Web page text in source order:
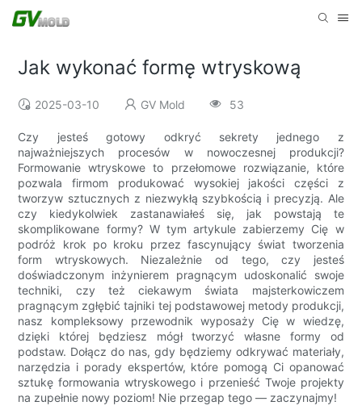
Jak wykonać formę wtryskową
2025-03-10 GV Mold 53
Czy jesteś gotowy odkryć sekrety jednego z
najważniejszych procesów w nowoczesnej produkcji?
Formowanie wtryskowe to przełomowe rozwiązanie, które
pozwala firmom produkować wysokiej jakości części z
tworzyw sztucznych z niezwykłą szybkością i precyzją. Ale
czy kiedykolwiek zastanawiałeś się, jak powstają te
skomplikowane formy? W tym artykule zabierzemy Cię w
podróż krok po kroku przez fascynujący świat tworzenia
form wtryskowych. Niezależnie od tego, czy jesteś
doświadczonym inżynierem pragnącym udoskonalić swoje
techniki, czy też ciekawym świata majsterkowiczem
pragnącym zgłębić tajniki tej podstawowej metody produkcji,
nasz kompleksowy przewodnik wyposaży Cię w wiedzę,
dzięki której będziesz mógł tworzyć własne formy od
podstaw. Dołącz do nas, gdy będziemy odkrywać materiały,
narzędzia i porady ekspertów, które pomogą Ci opanować
sztukę formowania wtryskowego i przenieść Twoje projekty
na zupełnie nowy poziom! Nie przegap tego — zaczynajmy!